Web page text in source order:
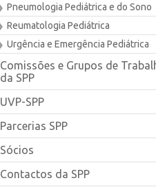
Pneumologia Pediátrica e do Sono
Reumatologia Pediátrica
Urgência e Emergência Pediátrica
Comissões e Grupos de
da SPP
UVP-SPP
Parcerias SPP
Sócios
Contactos da SPP